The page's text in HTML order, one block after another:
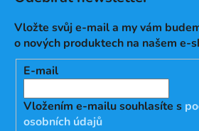
Vložte svůj e-mail a my vám
o nových produktech na našem e-
E-mail
Vložením e-mailu souhlasíte s
osobních údajů